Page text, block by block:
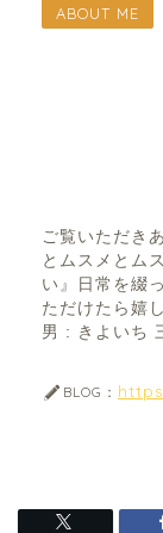
ABOUT ME
ご覧いただき
とムスメとム
い』日常を綴
ただけたら嬉
男 : きよいち
BLOG：